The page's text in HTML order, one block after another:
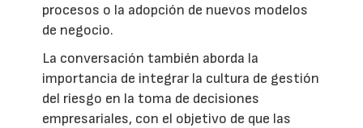
procesos o la adopción de nuevos modelos
de negocio.
La conversación también aborda la
importancia de integrar la cultura de gestión
del riesgo en la toma de decisiones
empresariales, con el objetivo de que las